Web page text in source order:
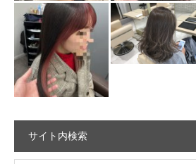
サイト内検索